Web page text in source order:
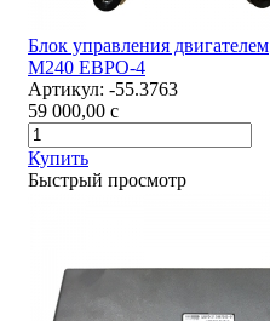
Блок управления двигателем
М240 ЕВРО-4
Артикул: -55.3763
59 000,00 c
Купить
Быстрый просмотр